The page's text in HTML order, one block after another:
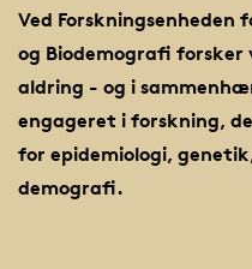
Ved Forskningsenheden
og Biodemografi forsker
aldring - og i
engageret i forskning,
for epidemiologi,
demografi.